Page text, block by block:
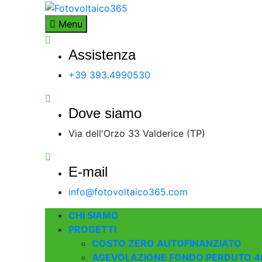
Fotovoltaico365
Impianto a Costo Zero Autofinanziato
Menu
Assistenza
+39 393.4990530
Dove siamo
Via dell'Orzo 33 Valderice (TP)
E-mail
info@fotovoltaico365.com
CHI SIAMO
PROGETTI
COSTO ZERO AUTOFINANZIATO
AGEVOLAZIONE FONDO PERDUTO